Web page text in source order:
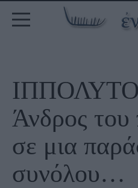
Άνδρος του
σε μια
συνόλου…